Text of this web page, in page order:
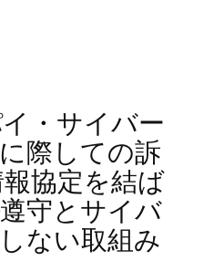
・サイバー
際しての訴
協定を結ば
守とサイバ
ない取組み